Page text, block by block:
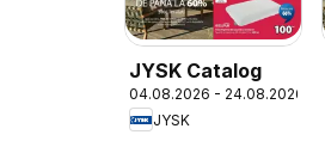
JYSK Catalog
04.08.2026 - 24.08.2026
JYSK